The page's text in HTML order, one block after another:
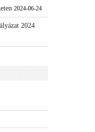
2024-06-24
2024